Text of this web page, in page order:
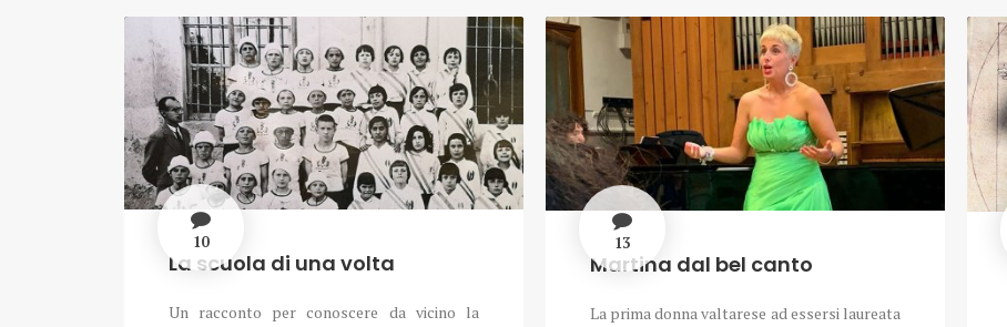
10
La scuola di una volta
Un racconto per conoscere da vicino la
13
Martina dal bel canto
La prima donna valtarese ad essersi laureata